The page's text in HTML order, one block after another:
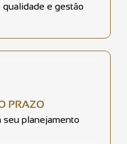
e gestão
PRAZO
planejamento